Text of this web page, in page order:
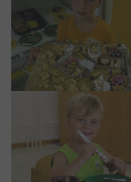
Show larger version